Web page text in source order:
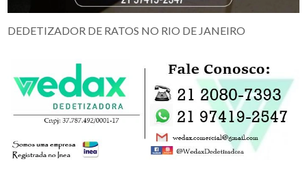
DEDETIZADOR DE RATOS NO RIO DE JANEIRO